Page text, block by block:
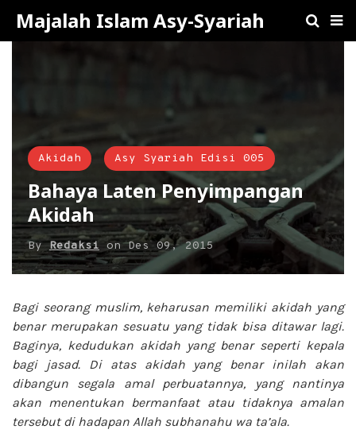
Majalah Islam Asy-Syariah
Akidah Asy Syariah Edisi 005
Bahaya Laten Penyimpangan
Akidah
ByRedaksi onDes 09, 2015
Bagi seorang muslim, keharusan memiliki akidah yang
benar merupakan sesuatu yang tidak bisa ditawar lagi.
Baginya, kedudukan akidah yang benar seperti kepala
bagi jasad. Di atas akidah yang benar inilah akan
dibangun segala amal perbuatannya, yang nantinya
akan menentukan bermanfaat atau tidaknya amalan
tersebut di hadapan Allah subhanahu wa ta’ala.